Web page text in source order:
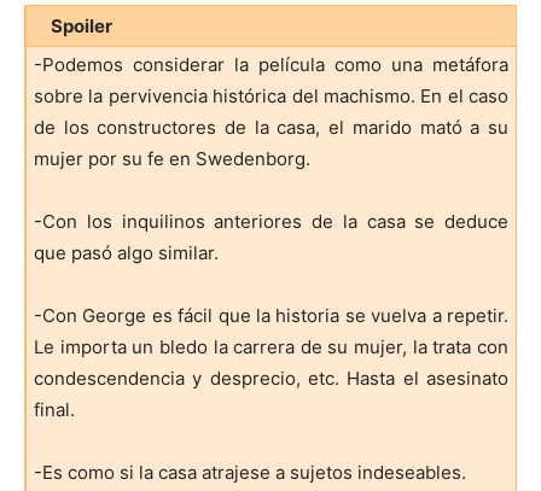
Spoiler
-Podemos considerar la película como una metáfora
sobre la pervivencia histórica del machismo. En el caso
de los constructores de la casa, el marido mató a su
mujer por su fe en Swedenborg.
-Con los inquilinos anteriores de la casa se deduce
que pasó algo similar.
-Con George es fácil que la historia se vuelva a repetir.
Le importa un bledo la carrera de su mujer, la trata con
condescendencia y desprecio, etc. Hasta el asesinato
final.
-Es como si la casa atrajese a sujetos indeseables.